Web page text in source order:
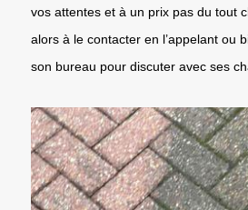
vos attentes et à un prix pas du tout
alors à le contacter en l’appelant ou
son bureau pour discuter avec ses